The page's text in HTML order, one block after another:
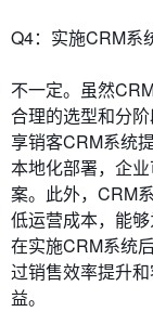
Q4：实施CRM系
不一定。虽然
合理的选型和分
享销客CRM系统
本地化部署，企
案。此外，CRM
低运营成本，能
在实施CRM系统
过销售效率提升
益。